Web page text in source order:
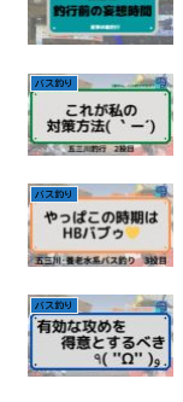
バス釣り
バス釣り
バス釣り